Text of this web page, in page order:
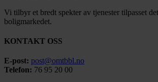
Vi tilbyr et bredt spekter av tjenester tilpasset
boligmarkedet.
KONTAKT OSS
E-post: post@omtbbl.no
Telefon: 76 95 20 00